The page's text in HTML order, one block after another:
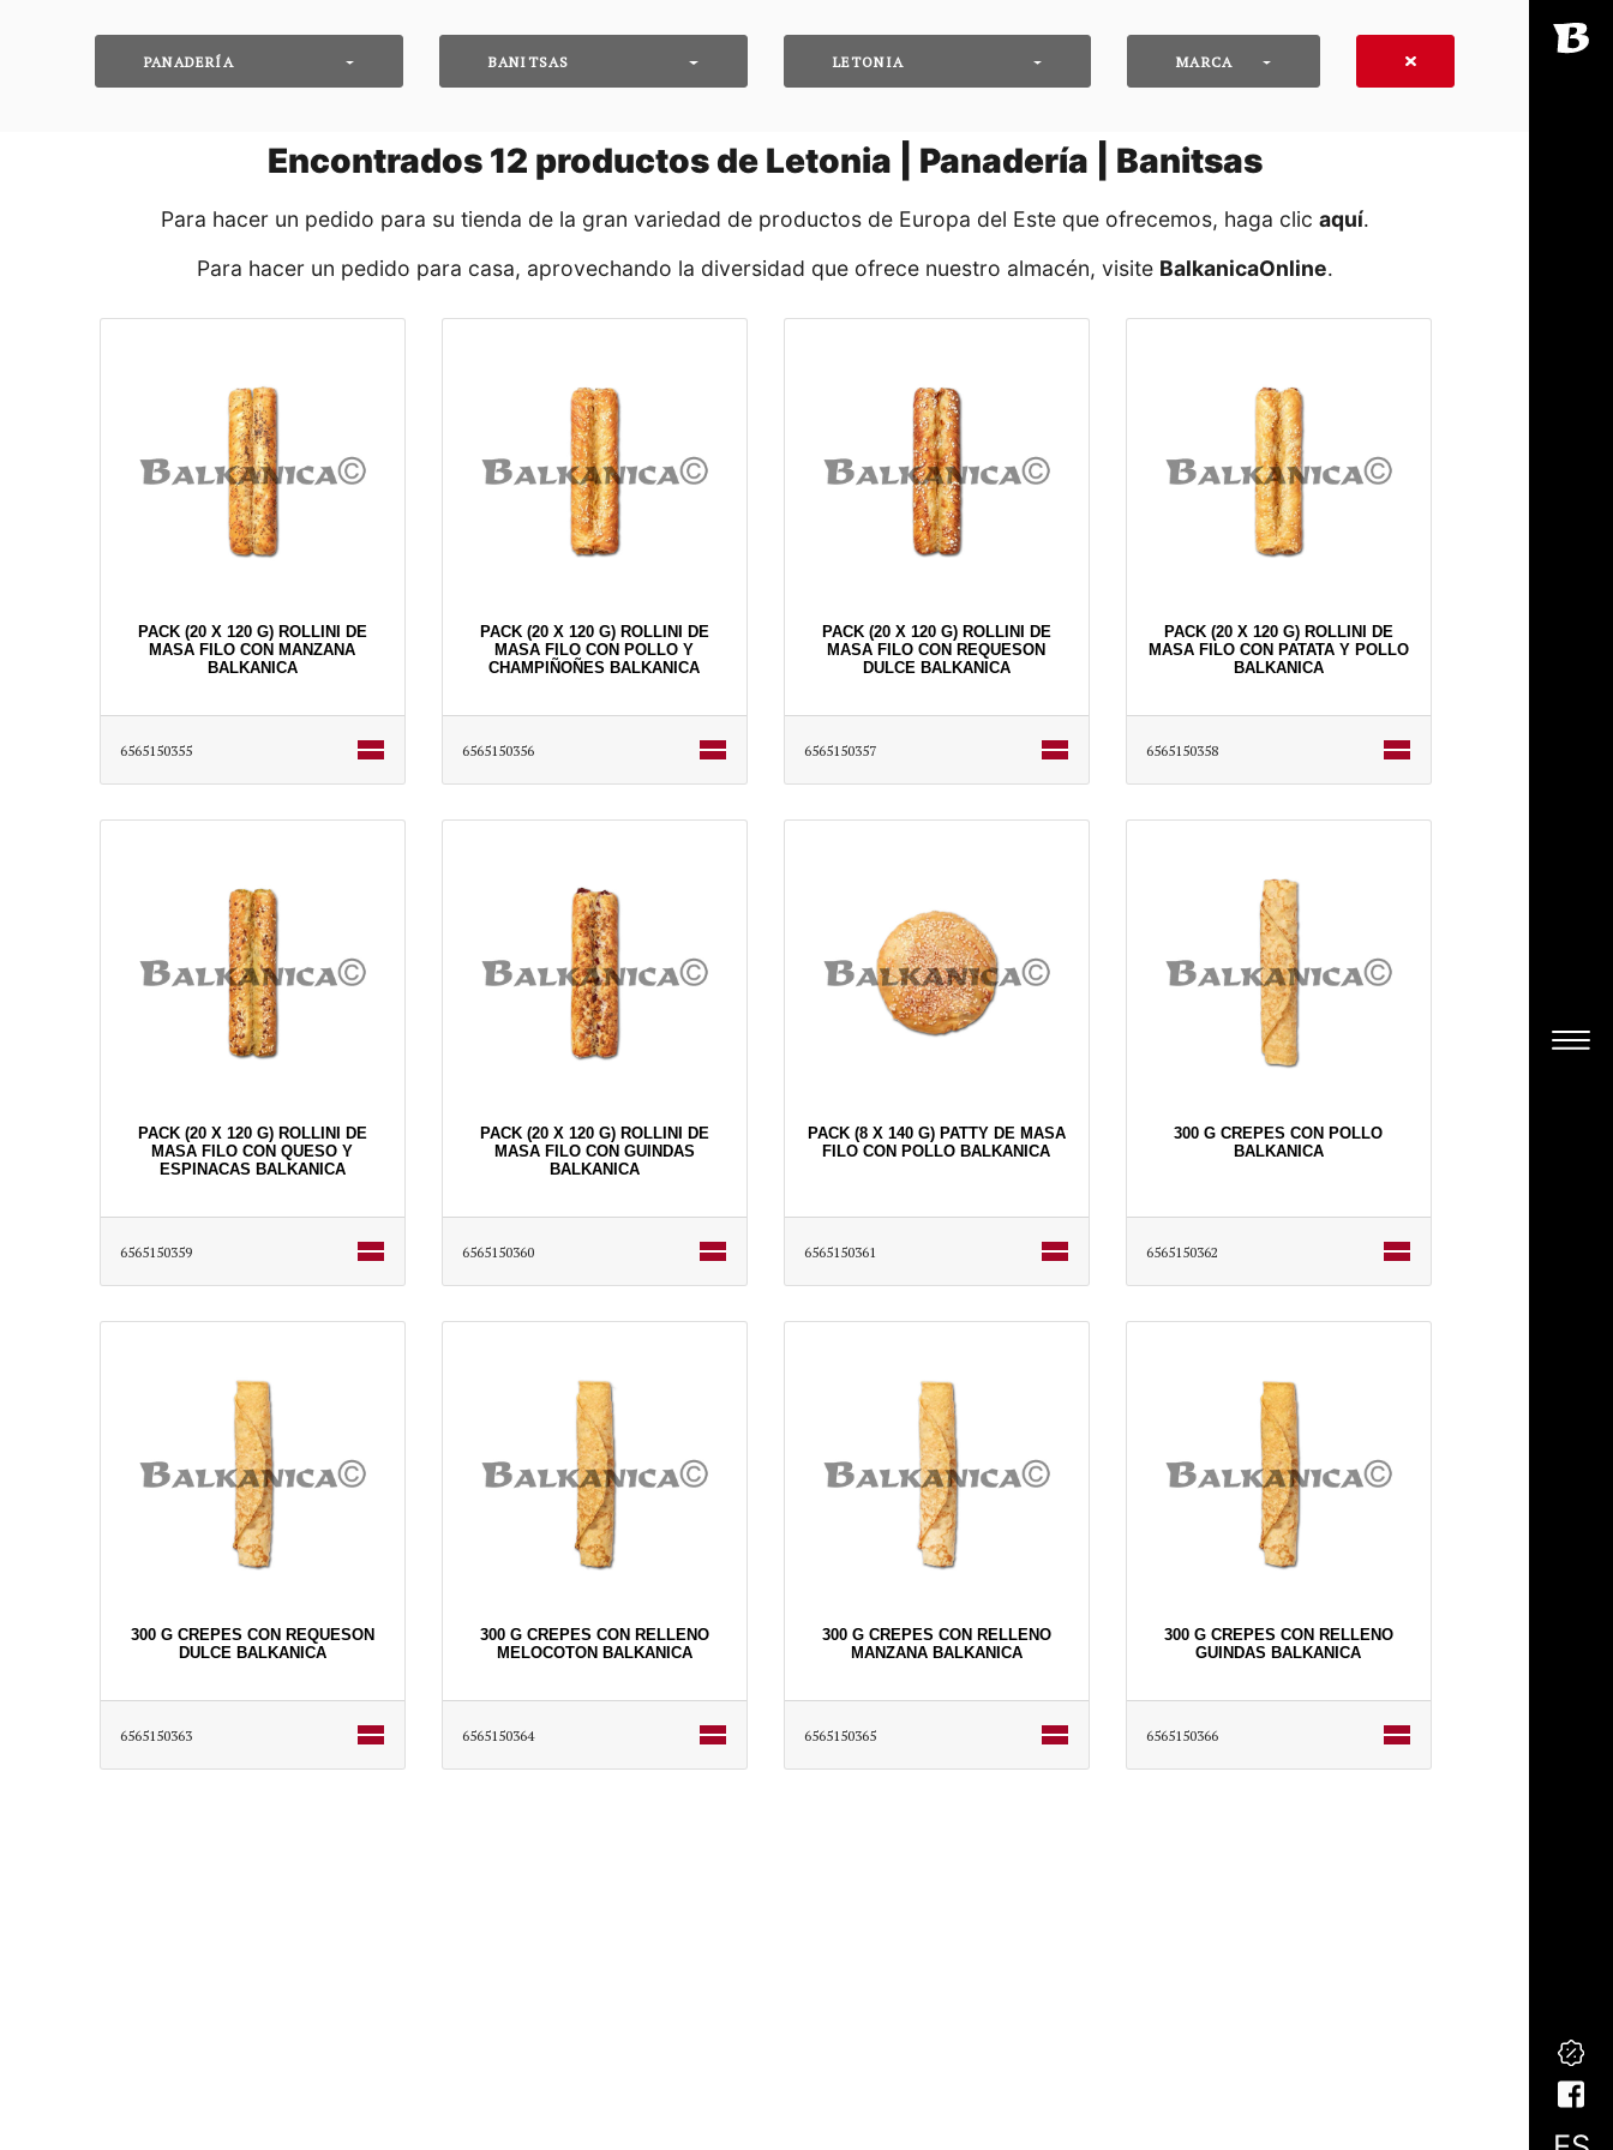
PANADERÍA BANITSAS LETONIA MARCA
Encontrados 12 productos de Letonia | Panadería | Banitsas
Para hacer un pedido para su tienda de la gran variedad de productos de Europa del Este que ofrecemos, haga clic aquí․
Para hacer un pedido para casa, aprovechando la diversidad que ofrece nuestro almacén, visite BalkanicaOnline․
PACK (20 X 120 G) ROLLINI DE
MASA FILO CON MANZANA
BALKANICA
6565150355
PACK (20 X 120 G) ROLLINI DE
MASA FILO CON POLLO Y
CHAMPIÑOÑES BALKANICA
6565150356
PACK (20 X 120 G) ROLLINI DE
MASA FILO CON REQUESON
DULCE BALKANICA
6565150357
PACK (20 X 120 G) ROLLINI DE
MASA FILO CON PATATA Y POLLO
BALKANICA
6565150358
PACK (20 X 120 G) ROLLINI DE
MASA FILO CON QUESO Y
ESPINACAS BALKANICA
6565150359
PACK (20 X 120 G) ROLLINI DE
MASA FILO CON GUINDAS
BALKANICA
6565150360
PACK (8 X 140 G) PATTY DE MASA
FILO CON POLLO BALKANICA
6565150361
300 G CREPES CON POLLO
BALKANICA
6565150362
300 G CREPES CON REQUESON
DULCE BALKANICA
6565150363
300 G CREPES CON RELLENO
MELOCOTON BALKANICA
6565150364
300 G CREPES CON RELLENO
MANZANA BALKANICA
6565150365
300 G CREPES CON RELLENO
GUINDAS BALKANICA
6565150366